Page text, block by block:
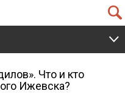
Q
V
Что и кто
Ижевска?